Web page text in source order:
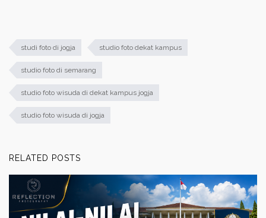
studi foto di jogja studio foto dekat kampus
studio foto di semarang
studio foto wisuda di dekat kampus jogja
studio foto wisuda di jogja
RELATED POSTS